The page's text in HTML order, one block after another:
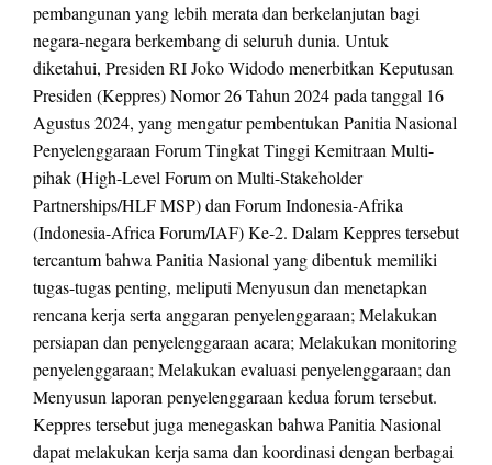
pembangunan yang lebih merata dan berkelanjutan bagi
negara-negara berkembang di seluruh dunia. Untuk
diketahui, Presiden RI Joko Widodo menerbitkan Keputusan
Presiden (Keppres) Nomor 26 Tahun 2024 pada tanggal 16
Agustus 2024, yang mengatur pembentukan Panitia Nasional
Penyelenggaraan Forum Tingkat Tinggi Kemitraan Multi-
pihak (High-Level Forum on Multi-Stakeholder
Partnerships/HLF MSP) dan Forum Indonesia-Afrika
(Indonesia-Africa Forum/IAF) Ke-2. Dalam Keppres tersebut
tercantum bahwa Panitia Nasional yang dibentuk memiliki
tugas-tugas penting, meliputi Menyusun dan menetapkan
rencana kerja serta anggaran penyelenggaraan; Melakukan
persiapan dan penyelenggaraan acara; Melakukan monitoring
penyelenggaraan; Melakukan evaluasi penyelenggaraan; dan
Menyusun laporan penyelenggaraan kedua forum tersebut.
Keppres tersebut juga menegaskan bahwa Panitia Nasional
dapat melakukan kerja sama dan koordinasi dengan berbagai